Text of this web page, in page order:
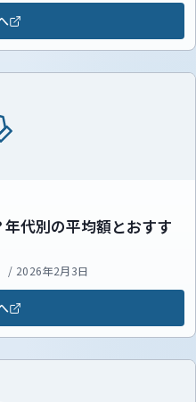
代別の平均額とおすす
/ 2026年2月3日